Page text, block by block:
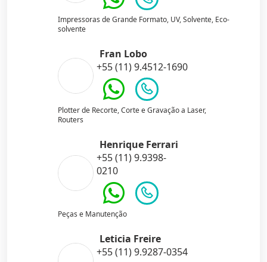
Impressoras de Grande Formato, UV, Solvente, Eco-
solvente
Fran Lobo
+55 (11) 9.4512-1690
Plotter de Recorte, Corte e Gravação a Laser,
Routers
Henrique Ferrari
+55 (11) 9.9398-
0210
Peças e Manutenção
Leticia Freire
+55 (11) 9.9287-0354